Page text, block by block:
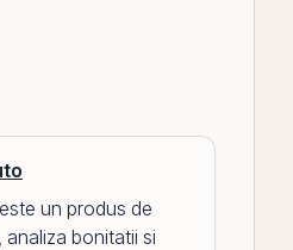
un produs de
bonitatii si